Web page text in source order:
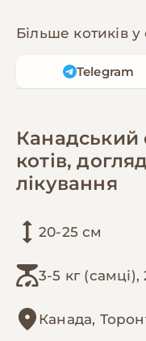
Більше котиків
Telegram
Канадський
котів,
лікування
20-25 см
3-5 кг (самці),
Канада,